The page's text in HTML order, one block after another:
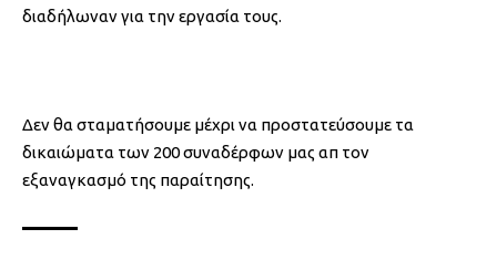
διαδήλωναν για την εργασία τους.
Δεν θα σταματήσουμε μέχρι να προστατεύσουμε τα
δικαιώματα των 200 συναδέρφων μας απ τον
εξαναγκασμό της παραίτησης.